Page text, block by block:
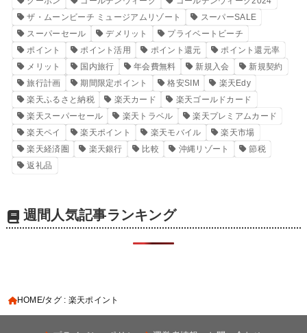
ザ・ムーンビーチ ミュージアムリゾート
スーパーSALE
スーパーセール
デメリット
プライベートビーチ
ポイント
ポイント活用 ポイント還元
ポイント還元率
メリット
国内旅行 年会費無料 新規入会
新規契約
旅行計画
期間限定ポイント 格安SIM
楽天Edy
楽天ふるさと納税
楽天カード
楽天ゴールドカード
楽天スーパーセール
楽天トラベル
楽天プレミアムカード
楽天ペイ
楽天ポイント 楽天モバイル
楽天市場
楽天経済圏
楽天銀行 比較 沖縄リゾート
節税
返礼品
週間人気記事ランキング
HOME タグ : 楽天ポイント